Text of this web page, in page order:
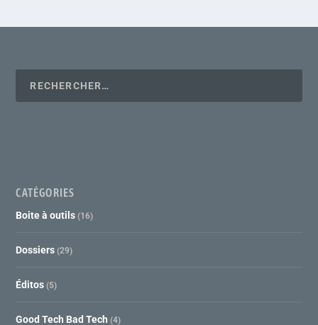
CATÉGORIES
Boite à outils (16)
Dossiers (29)
Éditos (5)
Good Tech Bad Tech (4)